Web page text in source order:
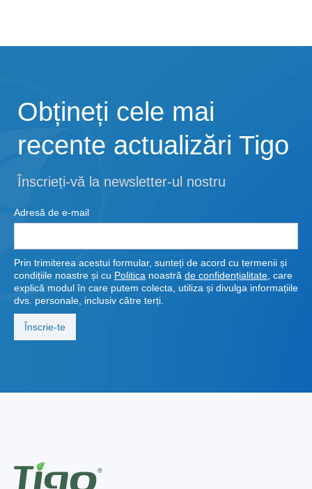
Obțineți cele mai
recente actualizări Tigo
Înscrieți-vă la newsletter-ul nostru
Adresă de e-mail
Prin trimiterea acestui formular, sunteți de acord cu termenii și
condițiile noastre și cu Politica noastră de confidențialitate , care
explică modul în care putem colecta, utiliza și divulga informațiile
dvs. personale, inclusiv către terți.